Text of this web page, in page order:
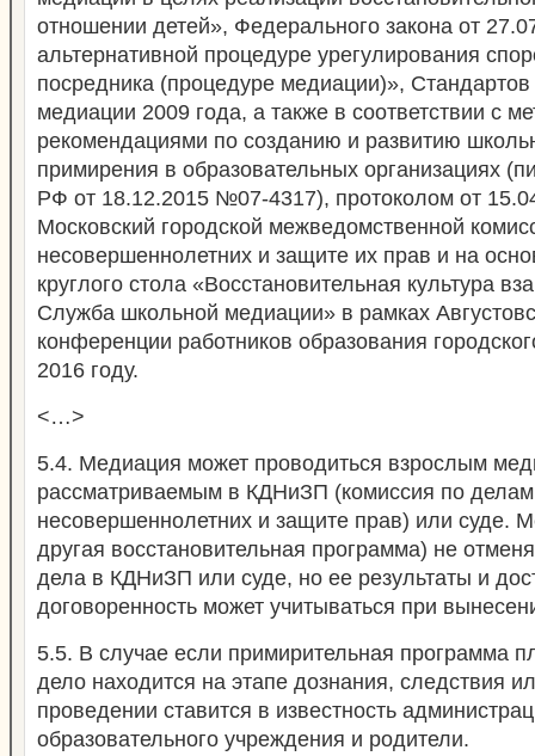
отношении детей», Федерального закона от
альтернативной процедуре урегулирования
посредника (процедуре медиации)», Стандартов
медиации 2009 года, а также в соответствии с
рекомендациями по созданию и развитию
примирения в образовательных организациях
РФ от 18.12.2015 №07-4317), протоколом от
Московский городской межведомственной
несовершеннолетних и защите их прав и на
круглого стола «Восстановительная культура
Служба школьной медиации» в рамках
конференции работников образования
2016 году.
<…>
5.4. Медиация может проводиться взрослым
рассматриваемым в КДНиЗП (комиссия по делам
несовершеннолетних и защите прав) или суде.
другая восстановительная программа) не
дела в КДНиЗП или суде, но ее результаты и
договоренность может учитываться при
5.5. В случае если примирительная программа
дело находится на этапе дознания, следствия
проведении ставится в известность
образовательного учреждения и родители.